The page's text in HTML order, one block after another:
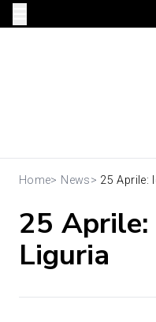
Home> News> 25 Aprile:
25 Aprile:
Liguria